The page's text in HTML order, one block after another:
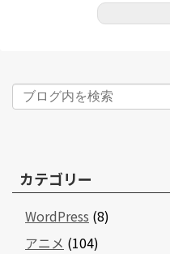
カテゴリー
WordPress (8)
アニメ (104)